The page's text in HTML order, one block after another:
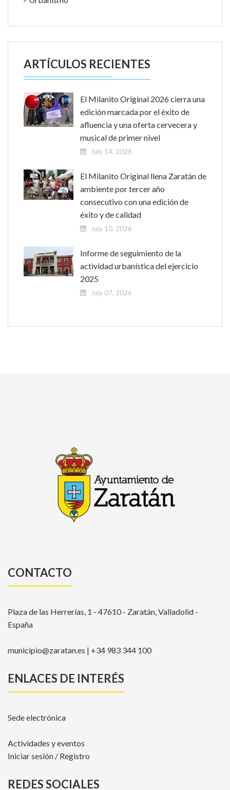
ARTÍCULOS RECIENTES
El Milanito Original 2026 cierra una
edición marcada por el éxito de
afluencia y una oferta cervecera y
musical de primer nivel
July 14, 2026
El Milanito Original llena Zaratán de
ambiente por tercer año
consecutivo con una edición de
éxito y de calidad
July 10, 2026
Informe de seguimiento de la
actividad urbanística del ejercicio
2025
July 07, 2026
CONTACTO
Plaza de las Herrerías, 1 - 47610 - Zaratán, Valladolid -
España
municipio@zaratan.es | +34 983 344 100
ENLACES DE INTERÉS
Sede electrónica
Actividades y eventos
Iniciar sesión / Registro
REDES SOCIALES